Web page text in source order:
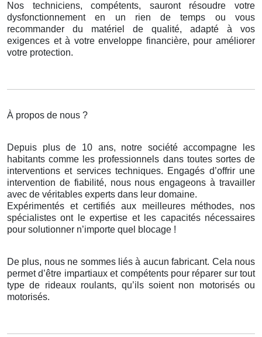
Nos techniciens, compétents, sauront résoudre votre
dysfonctionnement en un rien de temps ou vous
recommander du matériel de qualité, adapté à vos
exigences et à votre enveloppe financière, pour améliorer
votre protection.
À propos de nous ?
Depuis plus de 10 ans, notre société accompagne les
habitants comme les professionnels dans toutes sortes de
interventions et services techniques. Engagés d’offrir une
intervention de fiabilité, nous nous engageons à travailler
avec de véritables experts dans leur domaine.
Expérimentés et certifiés aux meilleures méthodes, nos
spécialistes ont le expertise et les capacités nécessaires
pour solutionner n’importe quel blocage !
De plus, nous ne sommes liés à aucun fabricant. Cela nous
permet d’être impartiaux et compétents pour réparer sur tout
type de rideaux roulants, qu’ils soient non motorisés ou
motorisés.